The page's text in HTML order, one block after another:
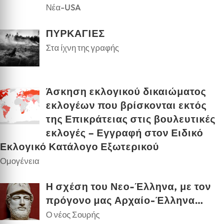
Νέα-USA
ΠΥΡΚΑΓΙΕΣ
Στα ίχνη της γραφής
Άσκηση εκλογικού δικαιώματος
εκλογέων που βρίσκονται εκτός
της Επικράτειας στις βουλευτικές
εκλογές – Εγγραφή στον Ειδικό
Εκλογικό Κατάλογο Εξωτερικού
Ομογένεια
Η σχέση του Νεο-Έλληνα, με τον
πρόγονο μας Αρχαίο-Έλληνα…
Ο νέος Σουρής